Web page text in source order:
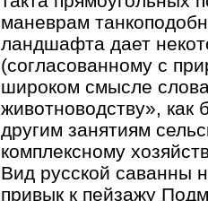
маневрам
ландшафта дает
(согласованному с
широком смысле
животноводству», как
другим занятиям
комплексному
Вид русской саванны
привык к пейзажу